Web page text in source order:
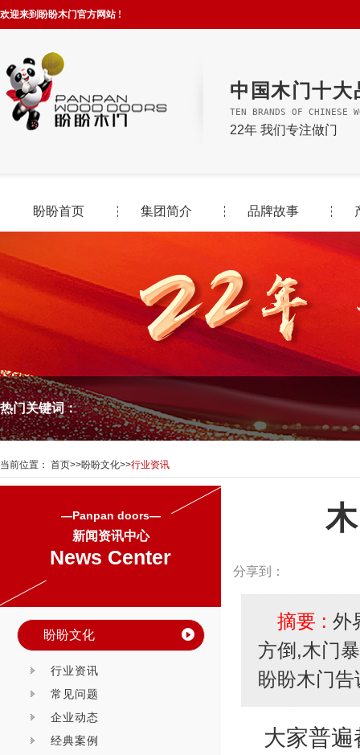
欢迎来到盼盼木门官方网站 !
中国木门十大
TEN BRANDS OF CHINESE
22年 我们专注做门
盼盼首页 集团简介 品牌故事
热门关键词：
当前位置： 首页>>盼盼文化>>行业资讯
—Panpan doors—
新闻资讯中心
News Center
盼盼文化
行业资讯
常见问题
企业动态
经典案例
分享到：
摘要 : 外
方倒,木门
盼盼木门
大家普